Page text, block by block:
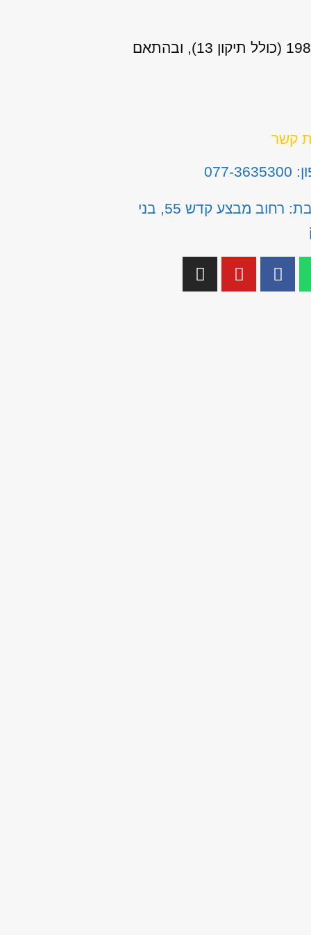
אני מאשר/ת כי ידוע לי שהפרטים שמסרתי יישמרו ויעובדו בהתאם לחוק הגנת הפרטיות, התשמ"א–1981 (כולל תיקון 13), ובהתאם
קשר
כתובת: רחוב מבצע קדש 55, בני